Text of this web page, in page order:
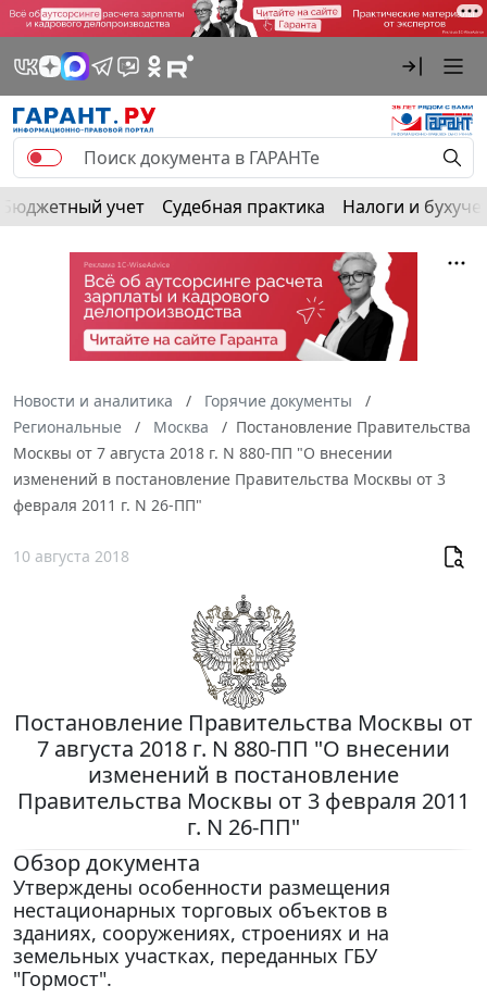
Бюджетный учет Судебная практика Налоги и
Новости и аналитика
Горячие документы
Региональные
Москва
Постановление Правительства
Москвы от 7 августа 2018 г. N 880-ПП "О внесении
изменений в постановление Правительства Москвы от 3
февраля 2011 г. N 26-ПП"
10 августа 2018
Постановление Правительства Москвы от
7 августа 2018 г. N 880-ПП "О внесении
изменений в постановление
Правительства Москвы от 3 февраля 2011
г. N 26-ПП"
Обзор документа
Утверждены особенности размещения
нестационарных торговых объектов в
зданиях, сооружениях, строениях и на
земельных участках, переданных ГБУ
"Гормост".